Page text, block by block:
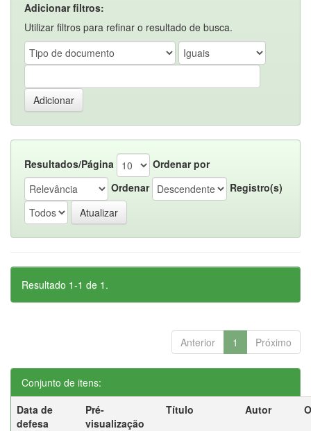
Adicionar filtros:
Utilizar filtros para refinar o resultado de busca.
Resultados/Página
Ordenar por
Ordenar
Registro(s)
Resultado 1-1 de 1.
Anterior 1 Próximo
Conjunto de itens:
Data de
defesa
Pré-
visualização
Título Autor